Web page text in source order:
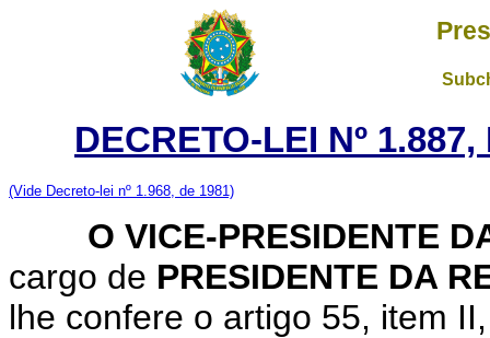
DECRETO-LEI Nº
(Vide Decreto-lei nº 1.968, de 1981)
O VICE-PRESIDENTE
cargo de PRESIDENTE DA
lhe confere o artigo 55, item